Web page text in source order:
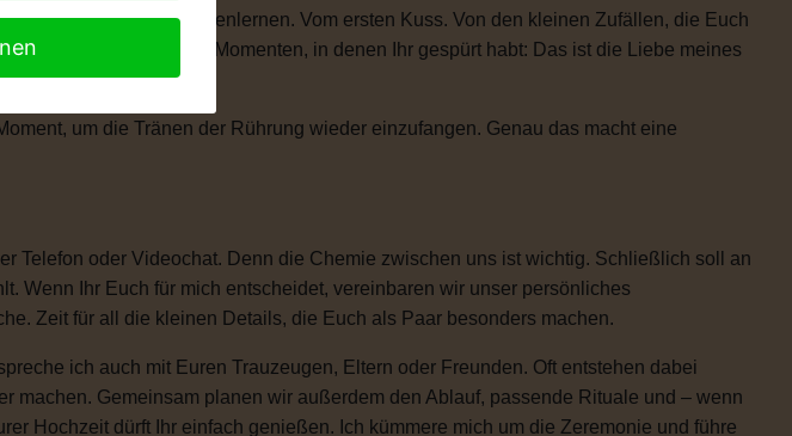
Eurem ersten Kennenlernen. Vom ersten Kuss. Von den kleinen Zufällen, die Euch
und all den Momenten, in denen Ihr gespürt habt: Das ist die Liebe meines
um die Tränen der Rührung wieder einzufangen. Genau das macht eine
Telefon oder Videochat. Denn die Chemie zwischen uns ist wichtig. Schließlich soll an
Wenn Ihr Euch für mich entscheidet, vereinbaren wir unser persönliches
Zeit für all die kleinen Details, die Euch als Paar besonders machen.
ich auch mit Euren Trauzeugen, Eltern oder Freunden. Oft entstehen dabei
Gemeinsam planen wir außerdem den Ablauf, passende Rituale und – wenn
Hochzeit dürft Ihr einfach genießen. Ich kümmere mich um die Zeremonie und führe